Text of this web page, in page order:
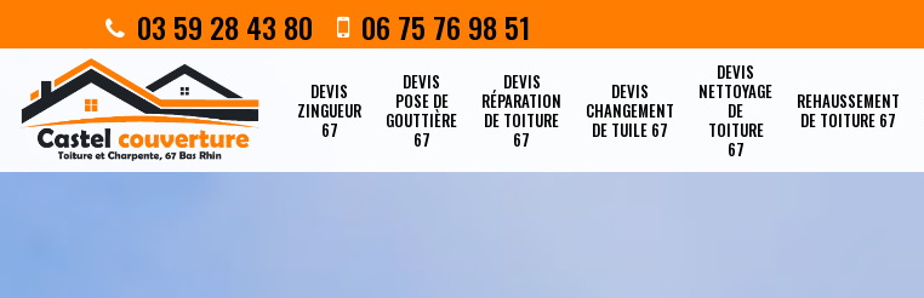
03 59 28 43 80 06 75 76 98 51
DEVIS
ZINGUEUR
67
DEVIS
POSE DE
GOUTTIÈRE
67
DEVIS
RÉPARATION
DE TOITURE
67
DEVIS
CHANGEMENT
DE TUILE 67
DEVIS
NETTOYAGE
DE
TOITURE
67
REHAUSSEMENT
DE TOITURE 67